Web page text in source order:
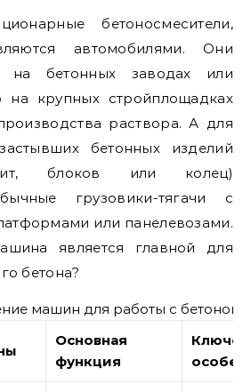
бетоносмесители,
автомобилями. Они
на бетонных заводах или
на крупных стройплощадках
раствора. А для
бетонных изделий
блоков или колец)
грузовики-тягачи с
или панелевозами.
является главной для
бетона?
машин для работы с бетоном
Основная
функция